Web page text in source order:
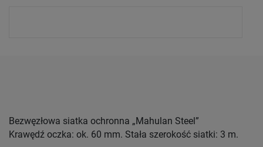
Bezwęzłowa siatka ochronna „Mahulan Steel”
Krawędź oczka: ok. 60 mm. Stała szerokość siatki: 3 m.